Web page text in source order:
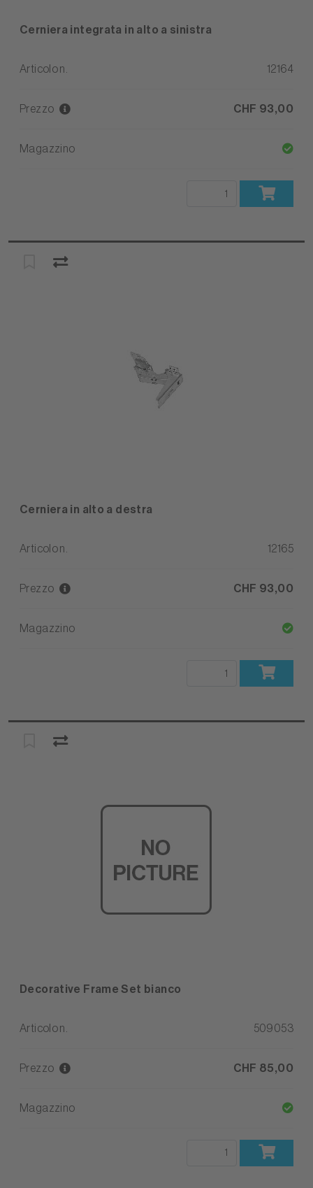
Cerniera integrata in alto a sinistra
Articolo n. 12164
Prezzo CHF 93,00
Magazzino
Cerniera in alto a destra
Articolo n. 12165
Prezzo CHF 93,00
Magazzino
Decorative Frame Set bianco
Articolo n. 509053
Prezzo CHF 85,00
Magazzino